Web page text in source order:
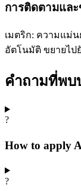
การติดตามแล
เมตริก: ความแม่น
อัตโนมัติ ขยายไปยั
คำถามที่พบ
?
How to apply
?